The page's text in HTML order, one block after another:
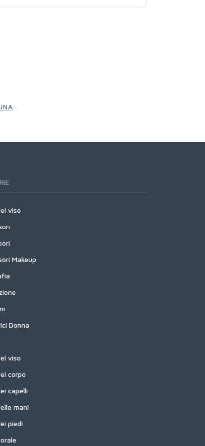
viso
Makeup
Donna
viso
corpo
capelli
mani
piedi